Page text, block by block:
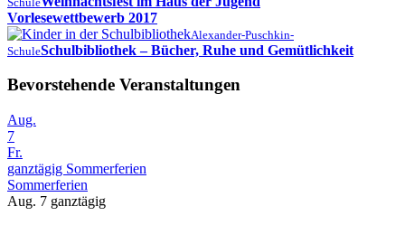
Vorlesewettbewerb 2017
Alexander-Puschkin-
SchuleSchulbibliothek – Bücher, Ruhe und Gemütlichkeit
Bevorstehende Veranstaltungen
Aug.
7
Fr.
ganztägig Sommerferien
Sommerferien
Aug. 7 ganztägig